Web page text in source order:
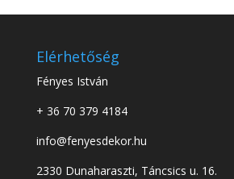
Elérhetőség
Fényes István
+ 36 70 379 4184
info@fenyesdekor.hu
2330 Dunaharaszti, Táncsics u. 16.